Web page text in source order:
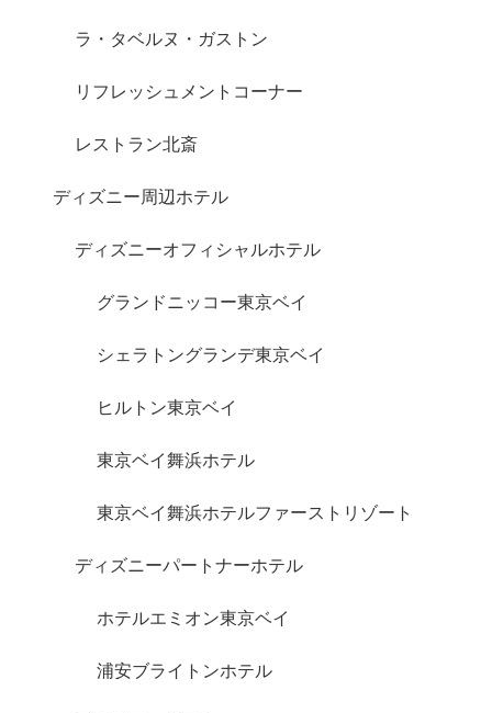
ラ・タベルヌ・ガストン
リフレッシュメントコーナー
レストラン北斎
ディズニー周辺ホテル
ディズニーオフィシャルホテル
グランドニッコー東京ベイ
シェラトングランデ東京ベイ
ヒルトン東京ベイ
東京ベイ舞浜ホテル
東京ベイ舞浜ホテルファーストリゾート
ディズニーパートナーホテル
ホテルエミオン東京ベイ
浦安ブライトンホテル